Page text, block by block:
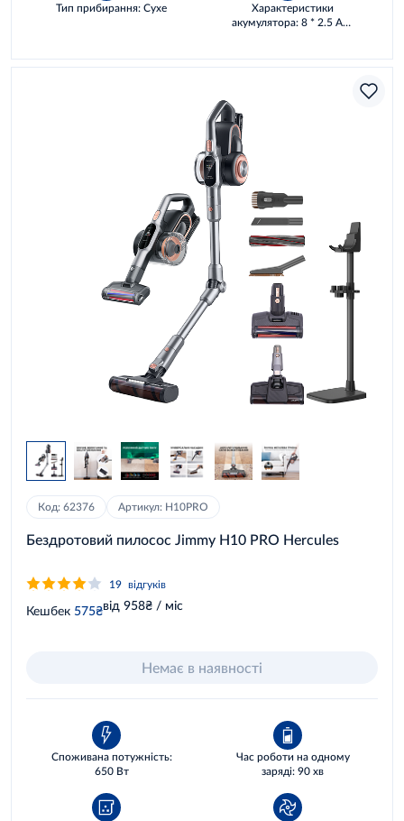
Тип прибирання: Сухе
Характеристики
акумулятора: 8 * 2.5 AH,
Код: 62376 Артикул: H10PRO
Бездротовий пилосос Jimmy H10 PRO Hercules
19 відгуків
Кешбек 575₴від 958₴ / міс
Немає в наявності
Споживана потужність:
650 Вт
Час роботи на одному
заряді: 90 хв